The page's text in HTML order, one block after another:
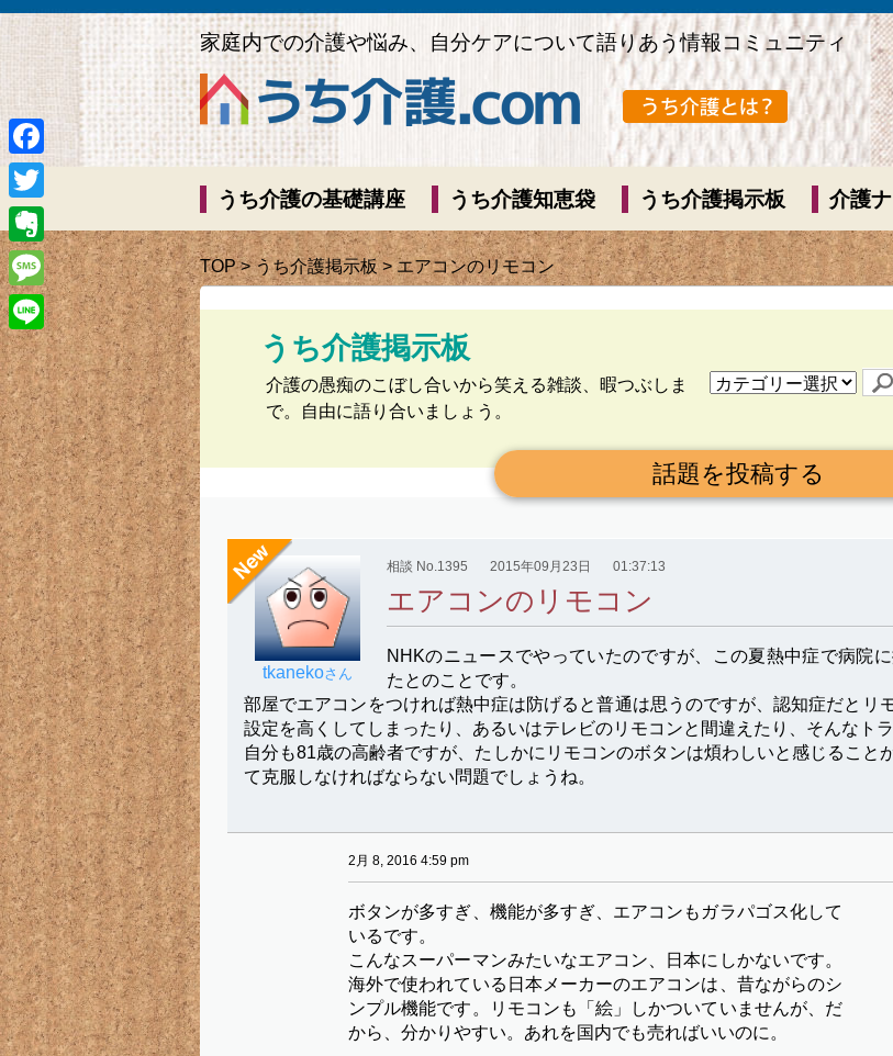
家庭内での介護や悩み、自分ケアについて語りあう情報コミュニティ
うち介護の基礎講座 うち介護知恵袋 うち介護掲示板 介護
TOP>うち介護掲示板> エアコンのリモコン
うち介護掲示板
介護の愚痴のこぼし合いから笑える雑談、暇つぶしま
で。自由に語り合いましょう。
話題を投稿する
tkanekoさん
相談 No.1395 2015年09月23日 01:37:13
エアコンのリモコン
NHKのニュースでやっていたのですが、この夏熱中症で病院
たとのことです。
部屋でエアコンをつければ熱中症は防げると普通は思うのですが、認知症だとリ
設定を高くしてしまったり、あるいはテレビのリモコンと間違えたり、そんなト
自分も81歳の高齢者ですが、たしかにリモコンのボタンは煩わしいと感じること
て克服しなければならない問題でしょうね。
2月 8, 2016 4:59 pm
ボタンが多すぎ、機能が多すぎ、エアコンもガラパゴス化して
いるです。
こんなスーパーマンみたいなエアコン、日本にしかないです。
海外で使われている日本メーカーのエアコンは、昔ながらのシ
ンプル機能です。リモコンも「絵」しかついていませんが、だ
から、分かりやすい。あれを国内でも売ればいいのに。
Facebook
Twitter
Evernote
Message
Line